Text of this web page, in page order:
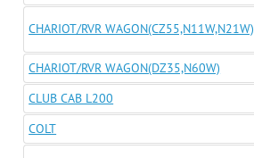
CHARIOT/RVR WAGON(CZ55,N11W,N21W)
CHARIOT/RVR WAGON(DZ35,N60W)
CLUB CAB L200
COLT